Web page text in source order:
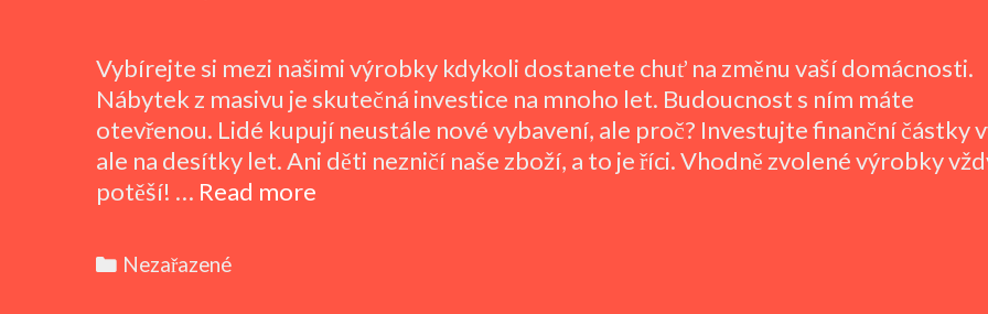
Vybírejte si mezi našimi výrobky kdykoli dostanete chuť na změnu vaší domácnosti.
Nábytek z masivu je skutečná investice na mnoho let. Budoucnost s ním máte
otevřenou. Lidé kupují neustále nové vybavení, ale proč? Investujte finanční částky
ale na desítky let. Ani děti nezničí naše zboží, a to je říci. Vhodně zvolené výrobky
potěší! … Read more
Categories
Nezařazené